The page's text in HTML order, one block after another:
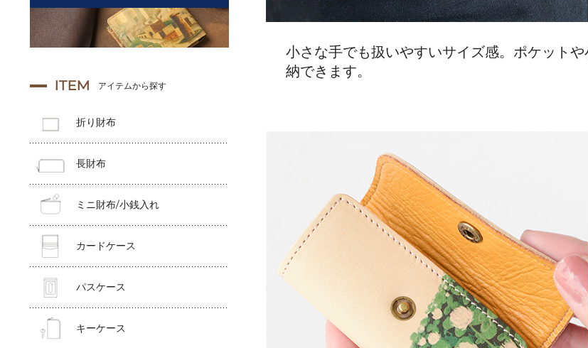
ITEM アイテムから探す
折り財布
長財布
ミニ財布/小銭入れ
カードケース
パスケース
キーケース
小さな手でも扱いやすいサイズ感。ポケット
納できます。